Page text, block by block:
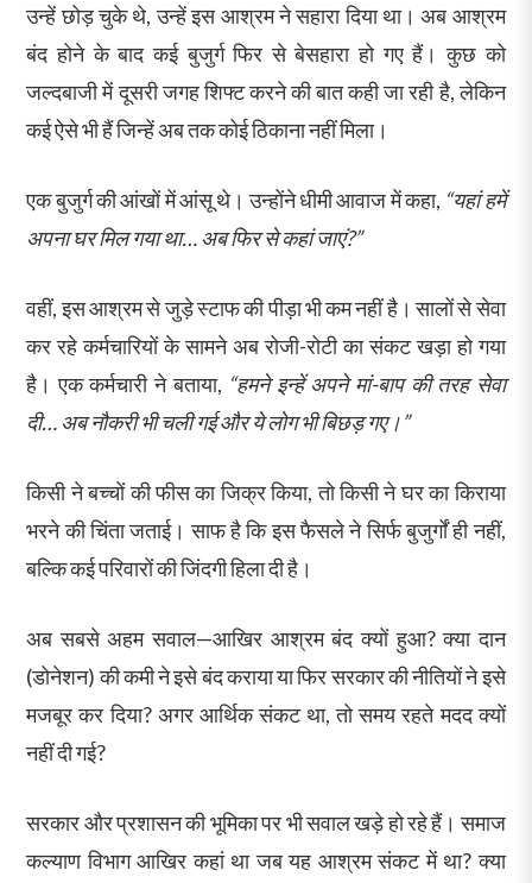
उन्हें छोड़ चुके थे, उन्हें इस आश्रम ने सहारा दिया था। अब आश्रम
बंद होने के बाद कई बुजुर्ग फिर से बेसहारा हो गए हैं। कुछ को
जल्दबाजी में दूसरी जगह शिफ्ट करने की बात कही जा रही है, लेकिन
कई ऐसे भी हैं जिन्हें अब तक कोई ठिकाना नहीं मिला।
एक बुजुर्ग की आंखों में आंसू थे। उन्होंने धीमी आवाज में कहा, “यहां हमें
अपना घर मिल गया था… अब फिर से कहां जाएं?”
वहीं, इस आश्रम से जुड़े स्टाफ की पीड़ा भी कम नहीं है। सालों से सेवा
कर रहे कर्मचारियों के सामने अब रोजी-रोटी का संकट खड़ा हो गया
है। एक कर्मचारी ने बताया, “हमने इन्हें अपने मां-बाप की तरह सेवा
दी… अब नौकरी भी चली गई और ये लोग भी बिछड़ गए।”
किसी ने बच्चों की फीस का जिक्र किया, तो किसी ने घर का किराया
भरने की चिंता जताई। साफ है कि इस फैसले ने सिर्फ बुजुर्गों ही नहीं,
बल्कि कई परिवारों की जिंदगी हिला दी है।
अब सबसे अहम सवाल—आखिर आश्रम बंद क्यों हुआ? क्या दान
(डोनेशन) की कमी ने इसे बंद कराया या फिर सरकार की नीतियों ने इसे
मजबूर कर दिया? अगर आर्थिक संकट था, तो समय रहते मदद क्यों
नहीं दी गई?
सरकार और प्रशासन की भूमिका पर भी सवाल खड़े हो रहे हैं। समाज
कल्याण विभाग आखिर कहां था जब यह आश्रम संकट में था? क्या